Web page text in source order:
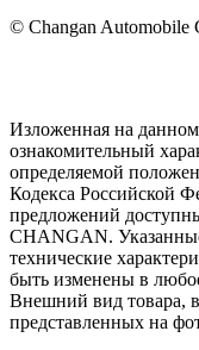
© Changan Automobile
Изложенная на
ознакомительный
определяемой
Кодекса Российской
предложений
CHANGAN.
технические
быть изменены в
Внешний вид товара,
представленных на